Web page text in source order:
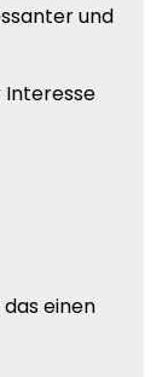
und
einen